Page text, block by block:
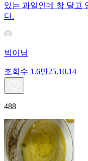
있는 과일인데 참 달고
다.
빅이닝
조회수 1.6만25.10.14
488